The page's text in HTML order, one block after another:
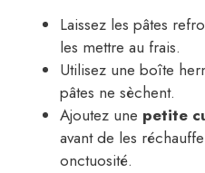
Laissez les pâtes
les mettre au frais.
Utilisez une boîte
pâtes ne sèchent.
Ajoutez une petite
avant de les
onctuosité.